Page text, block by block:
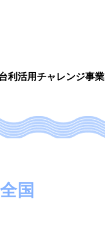
利活用チャレンジ事業
国